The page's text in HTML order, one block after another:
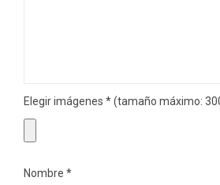
Elegir imágenes *(tamaño máximo:
Nombre *